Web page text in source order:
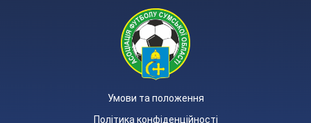
Умови та положення
Політика конфіденційності